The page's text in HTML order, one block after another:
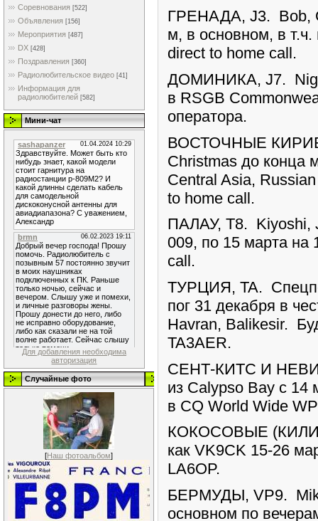
Соревнования [522]
Объявления [156]
Мероприятия [487]
DX [428]
Поздравления [360]
Радиолюбительское видео [41]
Информация для
радиолюбителей [582]
Мини-чат
Для добавления необходима
авторизация
Случайные фото
[Наш фотоальбом]
ГРЕНАДА, J3. Bob,
м, в основном, в
direct to home call.
ДОМИНИКА, J7.
в RSGB
оператора.
ВОСТОЧНЫЕ
Christmas до конца
Central Asia,
to home call.
ПАЛАУ, T8. Kiyoshi,
009, по 15 марта на
call.
ТУРЦИЯ, TA.
пог 31 декабря в
Havran, Balikesir.
TA3AER.
СЕНТ-КИТС И
из Calypso Bay с 14
в CQ World Wide
КОКОСОВЫЕ
как VK9CK 15-26
LA6OP.
БЕРМУДЫ, VP9.
основном по